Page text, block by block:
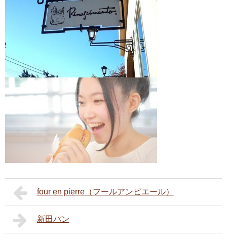
four en pierre（フールアンピエール）
新田パン